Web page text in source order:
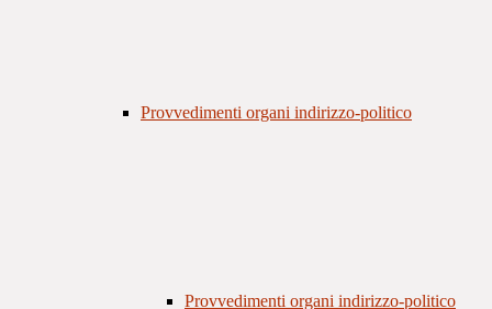
Provvedimenti organi indirizzo-politico
Provvedimenti organi indirizzo-politico